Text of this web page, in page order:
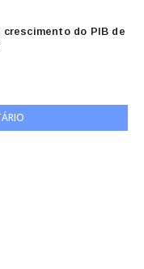
do PIB de